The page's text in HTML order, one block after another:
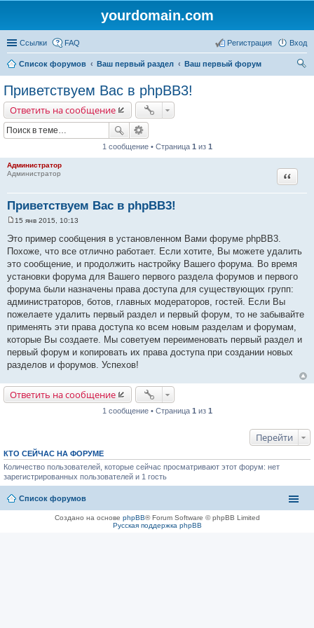
yourdomain.com
Ссылки FAQ Вход
Регистрация
Список форумов Ваш первый раздел
Ваш первый форум
Приветствуем Вас в phpBB3!
Ответить на сообщение
1 сообщение • Страница 1 из 1
Администратор
Администратор
Приветствуем Вас в phpBB3!
Цитата
о
б
е
н
е
15 янв 2015, 10:13
Это пример сообщения в установленном Вами форуме phpBB3.
Похоже, что все отлично работает. Если хотите, Вы можете удалить
это сообщение, и продолжить настройку Вашего форума. Во время
установки форума для Вашего первого раздела форумов и первого
форума были назначены права доступа для существующих групп:
администраторов, ботов, главных модераторов, гостей. Если Вы
пожелаете удалить первый раздел и первый форум, то не забывайте
применять эти права доступа ко всем новым разделам и форумам,
которые Вы создаете. Мы советуем переименовать первый раздел и
первый форум и копировать их права доступа при создании новых
разделов и форумов. Успехов!
Ответить на сообщение
1 сообщение • Страница 1 из 1
Перейти
КТО СЕЙЧАС НА ФОРУМЕ
Количество пользователей, которые сейчас просматривают этот форум: нет
зарегистрированных пользователей и 1 гость
Список форумов
Создано на основе phpBB® Forum Software © phpBB Limited
Русская поддержка phpBB